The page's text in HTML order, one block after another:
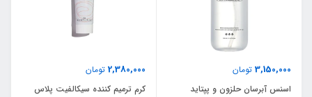
3,150,000 تومان
اسنس آبرسان حلزون و پپتاید
2,380,000 تومان
کرم ترمیم کننده سیکالفیت پلاس